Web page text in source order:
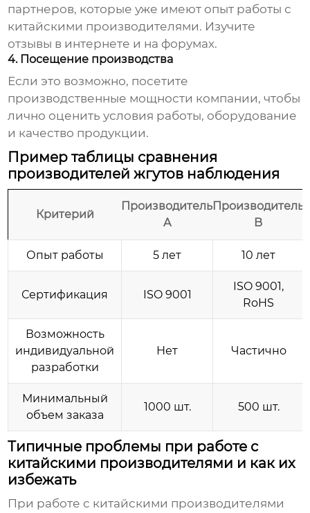
партнеров, которые уже имеют опыт работы с
китайскими производителями. Изучите
отзывы в интернете и на форумах.
4. Посещение производства
Если это возможно, посетите
производственные мощности компании, чтобы
лично оценить условия работы, оборудование
и качество продукции.
Пример таблицы сравнения
производителей жгутов наблюдения
Критерий
Производитель
A
Производитель
B
Опыт работы 5 лет 10 лет
Сертификация ISO 9001
ISO 9001,
RoHS
Возможность
индивидуальной
разработки
Нет Частично
Минимальный
объем заказа
1000 шт. 500 шт.
Типичные проблемы при работе с
китайскими производителями и как их
избежать
При работе с китайскими производителями